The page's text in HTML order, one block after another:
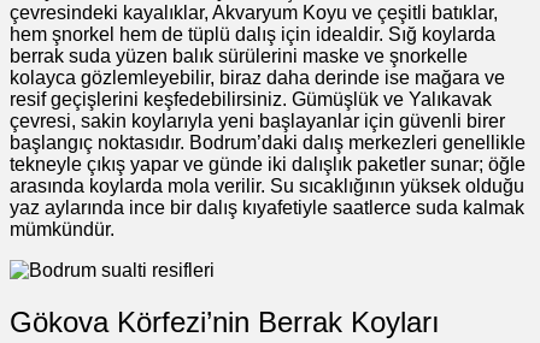
çevresindeki kayalıklar, Akvaryum Koyu ve çeşitli batıklar,
hem şnorkel hem de tüplü dalış için idealdir. Sığ koylarda
berrak suda yüzen balık sürülerini maske ve şnorkelle
kolayca gözlemleyebilir, biraz daha derinde ise mağara ve
resif geçişlerini keşfedebilirsiniz. Gümüşlük ve Yalıkavak
çevresi, sakin koylarıyla yeni başlayanlar için güvenli birer
başlangıç noktasıdır. Bodrum’daki dalış merkezleri genellikle
tekneyle çıkış yapar ve günde iki dalışlık paketler sunar; öğle
arasında koylarda mola verilir. Su sıcaklığının yüksek olduğu
yaz aylarında ince bir dalış kıyafetiyle saatlerce suda kalmak
mümkündür.
Gökova Körfezi’nin Berrak Koyları